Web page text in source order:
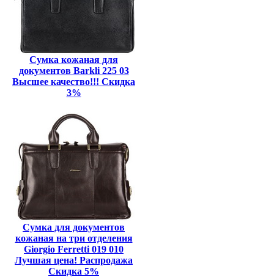
Сумка кожаная для
документов Barkli 225 03
Высшее качество!!! Скидка
3%
Сумка для документов
кожаная на три отделения
Giorgio Ferretti 019 010
Лучшая цена! Распродажа
Скидка 5%